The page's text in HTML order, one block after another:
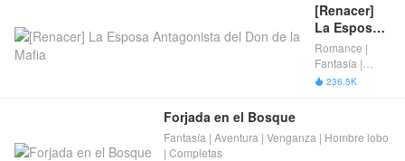
[Renacer]
La Esposa
Antagonista
del Don de
la Mafia
Romance |
Fantasía |
Timetravel |
memoria |
 236.5K
Forjada en el Bosque
Fantasía | Aventura | Venganza | Hombre lobo
| Completas